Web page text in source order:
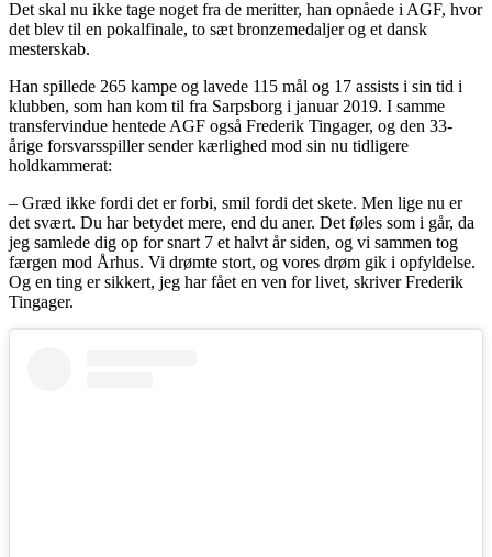
Det skal nu ikke tage noget fra de meritter, han opnåede i AGF, hvor
det blev til en pokalfinale, to sæt bronzemedaljer og et dansk
mesterskab.
Han spillede 265 kampe og lavede 115 mål og 17 assists i sin tid i
klubben, som han kom til fra Sarpsborg i januar 2019. I samme
transfervindue hentede AGF også Frederik Tingager, og den 33-
årige forsvarsspiller sender kærlighed mod sin nu tidligere
holdkammerat:
– Græd ikke fordi det er forbi, smil fordi det skete. Men lige nu er
det svært. Du har betydet mere, end du aner. Det føles som i går, da
jeg samlede dig op for snart 7 et halvt år siden, og vi sammen tog
færgen mod Århus. Vi drømte stort, og vores drøm gik i opfyldelse.
Og en ting er sikkert, jeg har fået en ven for livet, skriver Frederik
Tingager.